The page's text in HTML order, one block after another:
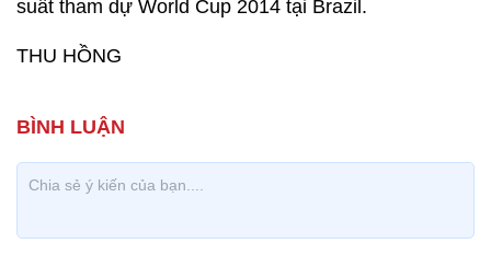
suất tham dự World Cup 2014 tại Brazil.
THU HỒNG